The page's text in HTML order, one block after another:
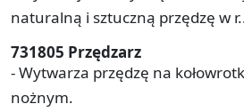
naturalną i sztuczną przędzę w
731805 Przędzarz
- Wytwarza przędzę na
nożnym.